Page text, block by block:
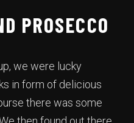
PROSECCO
we were lucky
in form of delicious
there was some